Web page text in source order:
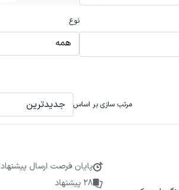
نوع
همه
مرتب سازی بر اساس جدیدترین
پایان فرصت ارسال پیشنهاد
28 پیشنهاد